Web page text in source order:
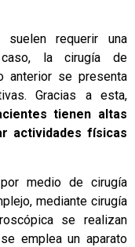
requerir una
caso, la cirugía de
anterior se presenta
Gracias a esta,
tienen altas
actividades físicas
medio de cirugía
mediante cirugía
se realizan
emplea un aparato